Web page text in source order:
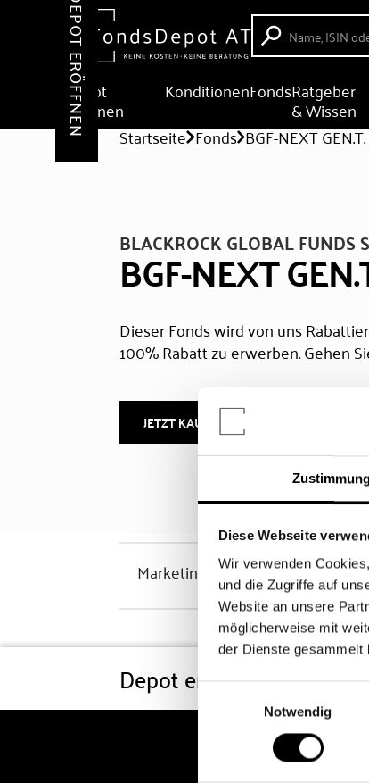
Diese Webseite
Wir verwenden
und die Zugriffe auf
Website an unsere
möglicherweise mit
der Dienste gesammelt
Einwilligungsauswahl
Notwendig
Depot
eröffnen
KonditionenFondsRatgeber
& Wissen
DEPOT ERÖFFNEN Startseite Fonds BGF-NEXT
BLACKROCK GLOBAL FUNDS
BGF-NEXT
Dieser Fonds wird von uns
100% Rabatt zu erwerben. Gehen
JETZT KAUFEN
Marketinghinweis
Depot eröffnen